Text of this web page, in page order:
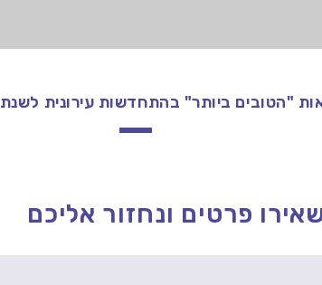
"הטובים ביותר" בהתחדשות עירונית לשנת 2025!
פרטים ונחזור אליכם